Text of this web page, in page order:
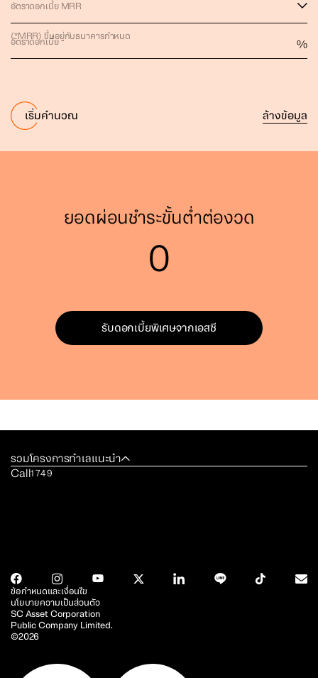
อัตราดอกเบี้ย MRR
(*MRR) ขึ้นอยู่กับธนาคารกำหนด
อัตราดอกเบี้ย %
เริ่มคำนวณ ล้างข้อมูล
ยอดผ่อนชำระขั้นต่ำต่องวด
0
รับดอกเบี้ยพิเศษจากเอสซี
รวมโครงการทำเลแนะนำ
Call1749
SC Asset Corporation
Public Company Limited.
©2026
ข้อกำหนดและเงื่อนไข
นโยบายความเป็นส่วนตัว